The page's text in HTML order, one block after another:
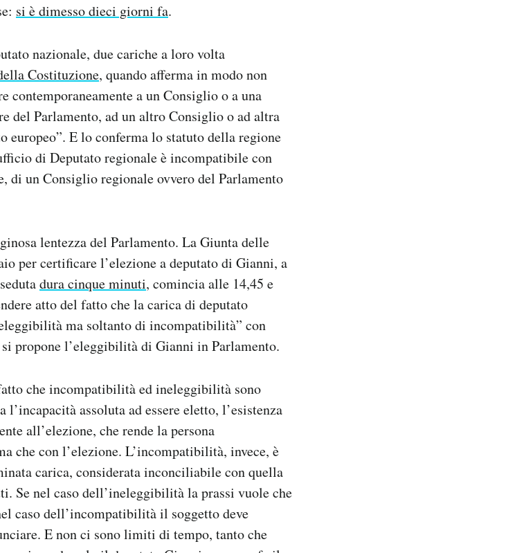
si è dimesso dieci giorni fa.
nazionale, due cariche a loro volta
Costituzione, quando afferma in modo non
contemporaneamente a un Consiglio o a una
del Parlamento, ad un altro Consiglio o ad altra
europeo”. E lo conferma lo statuto della regione
di Deputato regionale è incompatibile con
di un Consiglio regionale ovvero del Parlamento
lentezza del Parlamento. La Giunta delle
per certificare l’elezione a deputato di Gianni, a
dura cinque minuti, comincia alle 14,45 e
atto del fatto che la carica di deputato
ma soltanto di incompatibilità” con
propone l’eleggibilità di Gianni in Parlamento.
che incompatibilità ed ineleggibilità sono
assoluta ad essere eletto, l’esistenza
all’elezione, che rende la persona
che con l’elezione. L’incompatibilità, invece, è
carica, considerata inconciliabile con quella
Se nel caso dell’ineleggibilità la prassi vuole che
caso dell’incompatibilità il soggetto deve
E non ci sono limiti di tempo, tanto che